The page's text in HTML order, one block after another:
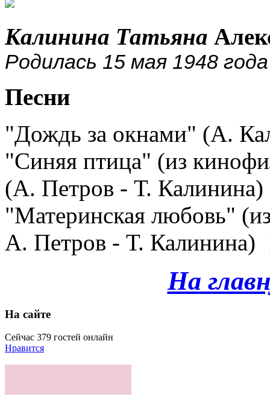
Калинина Татьяна
Родилась 15 мая 1948
Песни
"Дождь за окнами" (А.
"Синяя птица" (из
(А. Петров - Т.
"Материнская любовь"
А. Петров - Т. Калинина)
На
На сайте
Сейчас 379 гостей онлайн
Нравится